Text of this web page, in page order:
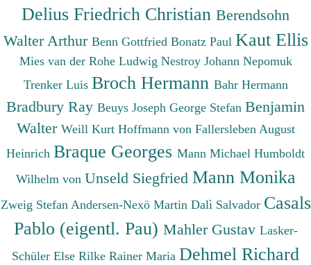
Delius Friedrich Christian Berendsohn
Walter Arthur Benn Gottfried Bonatz Paul Kaut Ellis
Mies van der Rohe Ludwig Nestroy Johann Nepomuk
Trenker Luis Broch Hermann Bahr Hermann
Bradbury Ray Beuys Joseph George Stefan Benjamin
Walter Weill Kurt Hoffmann von Fallersleben August
Heinrich Braque Georges Mann Michael Humboldt
Wilhelm von Unseld Siegfried Mann Monika
Zweig Stefan Andersen-Nexö Martin Dalì Salvador Casals
Pablo (eigentl. Pau) Mahler Gustav Lasker-
Schüler Else Rilke Rainer Maria Dehmel Richard